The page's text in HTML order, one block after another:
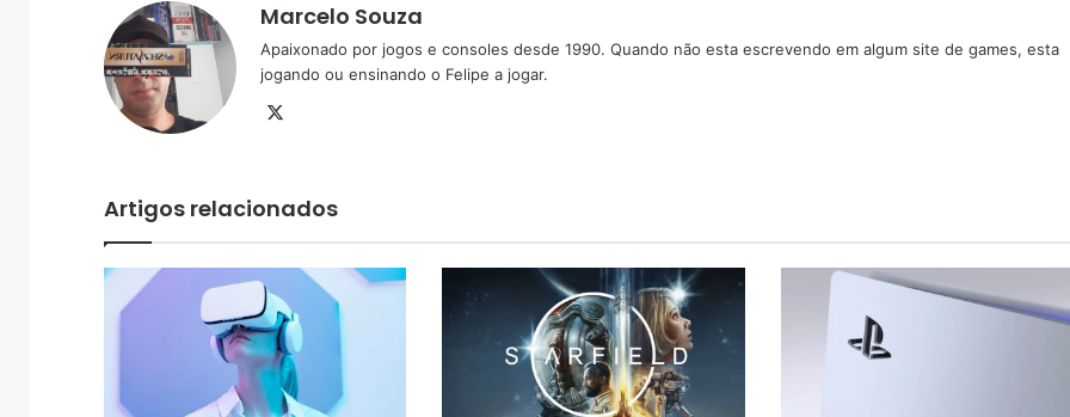
Marcelo Souza
Apaixonado por jogos e consoles desde 1990. Quando não esta escrevendo em algum site de games, esta
jogando ou ensinando o Felipe a jogar.
Artigos relacionados